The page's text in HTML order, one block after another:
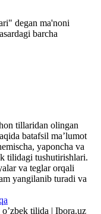
degan ma'noni
barcha
tillaridan olingan
batafsil maʼlumot
yaponcha va
tilidagi tushutirishlari.
va teglar orqali
yangilanib turadi va
tilida | Ibora.uz